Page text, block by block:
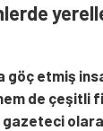
göç etmiş
de çeşitli
gazeteci